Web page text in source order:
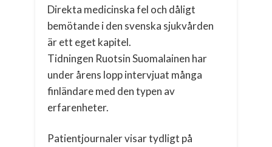
Direkta medicinska fel och dåligt
bemötande i den svenska sjukvården
är ett eget kapitel.
Tidningen Ruotsin Suomalainen har
under årens lopp intervjuat många
finländare med den typen av
erfarenheter.
Patientjournaler visar tydligt på